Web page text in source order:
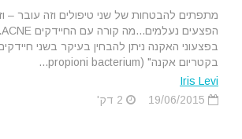
מתפתים להבטחות של שני טיפולים וזה עובר –
בפצעוני האקנה ניתן להבחין בעיקר בשני
בקטריום אקנה" (propioni bacterium...
Iris Levi